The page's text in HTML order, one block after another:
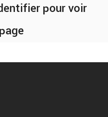
pour voir